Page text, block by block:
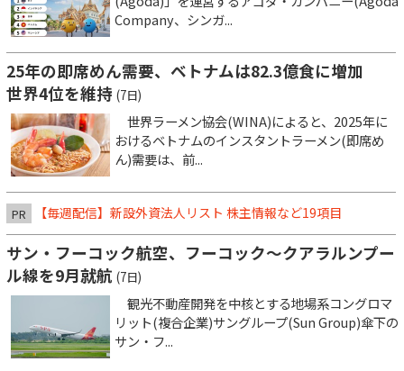
Company、シンガ...
25年の即席めん需要、ベトナムは82.3億食に増加
世界4位を維持 (7日)
世界ラーメン協会(WINA)によると、2025年に
おけるベトナムのインスタントラーメン(即席め
ん)需要は、前...
PR 【毎週配信】新設外資法人リスト 株主情報など19項目
サン・フーコック航空、フーコック～クアラルンプー
ル線を9月就航 (7日)
観光不動産開発を中核とする地場系コングロマ
リット(複合企業)サングループ(Sun Group)傘下の
サン・フ...